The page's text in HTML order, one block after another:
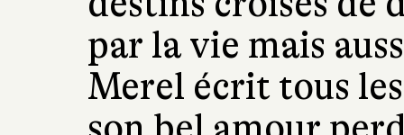
par la vie mais
Merel écrit tous